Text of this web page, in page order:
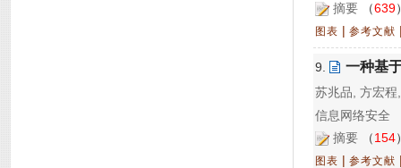
摘要 （639
图表 | 参考文献
9. 一种基
苏兆品, 方宏
信息网络安全
摘要 （154
图表 | 参考文献